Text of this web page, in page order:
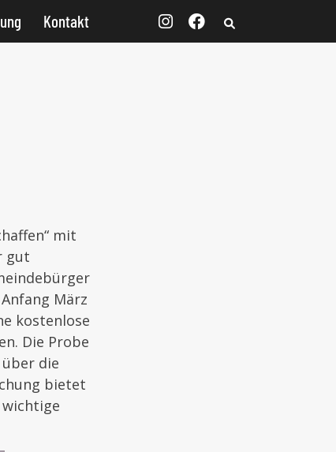
Kontakt
mit
gut
März
kostenlose
Die Probe
die
bietet